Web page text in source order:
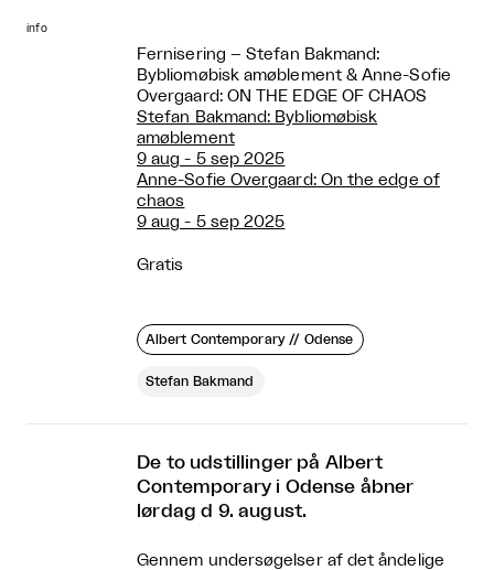
info
Fernisering – Stefan Bakmand:
Bybliomøbisk amøblement & Anne-Sofie
Overgaard: ON THE EDGE OF CHAOS
Stefan Bakmand: Bybliomøbisk
amøblement
9 aug - 5 sep 2025
Anne-Sofie Overgaard: On the edge of
chaos
9 aug - 5 sep 2025
Gratis
Albert Contemporary // Odense
Stefan Bakmand
De to udstillinger på Albert
Contemporary i Odense åbner
lørdag d 9. august.
Gennem undersøgelser af det åndelige